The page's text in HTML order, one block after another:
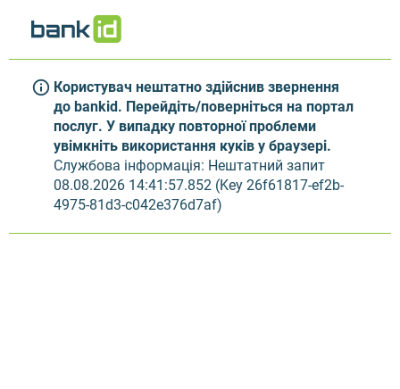
Користувач нештатно здійснив звернення
до bankid. Перейдіть/поверніться на портал
послуг. У випадку повторної проблеми
увімкніть використання куків у браузері.
Службова інформація: Нештатний запит
08.08.2026 14:41:57.852 (Key 26f61817-ef2b-
4975-81d3-c042e376d7af)